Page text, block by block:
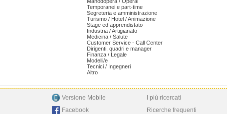
Temporanei e part-time
Segreteria e amministrazione
Turismo / Hotel / Animazione
Stage ed apprendistato
Industria / Artigianato
Medicina / Salute
Customer Service - Call Center
Dirigenti, quadri e manager
Finanza / Legale
Modelli/e
Tecnici / Ingegneri
Altro
Versione Mobile
Facebook
I più ricercati
Ricerche frequenti